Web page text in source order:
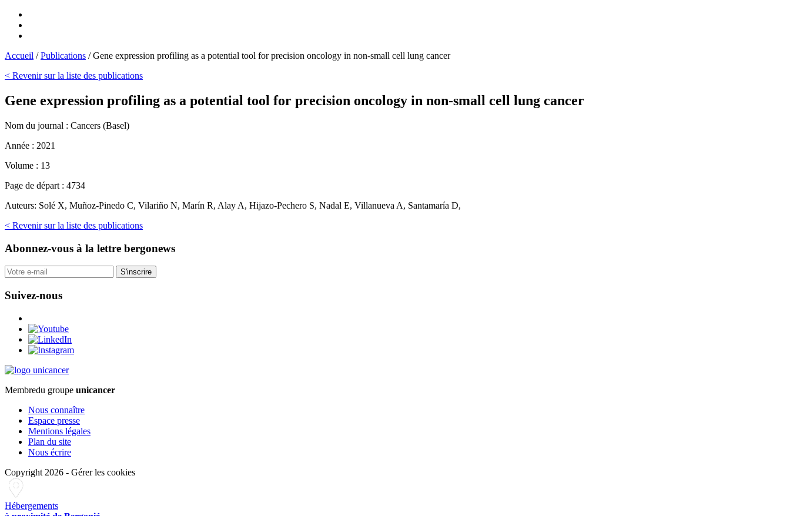
Accueil /Publications /Gene expression profiling as a potential tool for precision oncology in non-small cell lung cancer
< Revenir sur la liste des publications
Gene expression profiling as a potential tool for precision oncology in non-small cell lung cancer
Nom du journal : Cancers (Basel)
Année : 2021
Volume : 13
Page de départ : 4734
Auteurs: Solé X, Muñoz-Pinedo C, Vilariño N, Marín R, Alay A, Hijazo-Pechero S, Nadal E, Villanueva A, Santamaría D,
< Revenir sur la liste des publications
Abonnez-vous à la lettre bergonews
S'inscrire
Suivez-nous
Membredu groupe unicancer
Nous connaître
Espace presse
Mentions légales
Plan du site
Nous écrire
Copyright 2026 - Gérer les cookies
Hébergements